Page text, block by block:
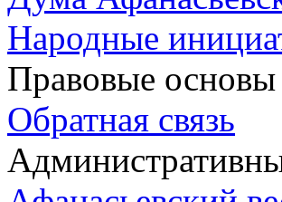
Народные
Правовые основы
Обратная связь